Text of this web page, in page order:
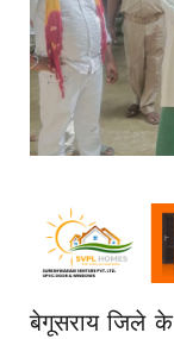
बेगूसराय जिले के